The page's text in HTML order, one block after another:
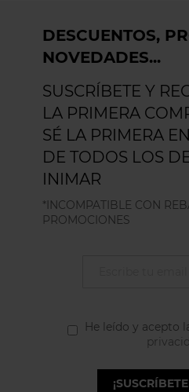
DESCUENTOS,
NOVEDADES...
SUSCRÍBETE Y
LA PRIMERA
SÉ LA PRIMERA
DE TODOS LOS
INIMAR
*INCOMPATIBLE CON
PROMOCIONES
He leído y acepto